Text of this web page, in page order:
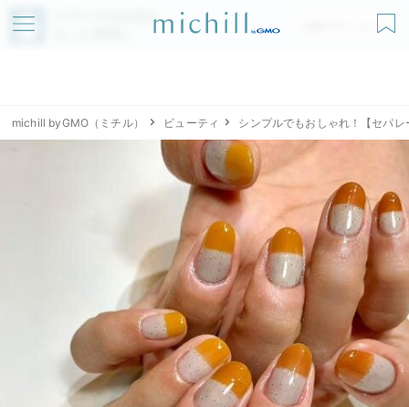
アプリでmichillが
無料ダウンロード
michill byGMO（ミチル） ビューティ シンプルでもおしゃれ！【セパ